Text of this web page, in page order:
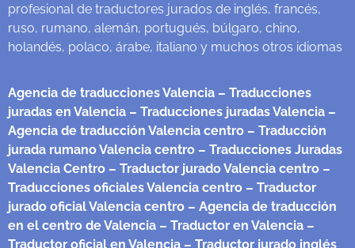
profesional de traductores jurados de inglés, francés,
ruso, rumano, alemán, portugués, búlgaro, chino,
holandés, polaco, árabe, italiano y muchos otros idiomas
Agencia de traducciones Valencia – Traducciones
juradas en Valencia – Traducciones juradas Valencia –
Agencia de traducción Valencia centro – Traducción
jurada rumano Valencia centro – Traducciones Juradas
Valencia Centro – Traductor jurado Valencia centro –
Traducciones oficiales Valencia centro – Traductor
jurado oficial Valencia centro – Agencia de traducción
en el centro de Valencia – Traductor en Valencia –
Traductor oficial en Valencia – Traductor jurado inglés